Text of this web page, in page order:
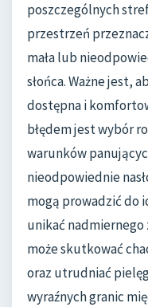
poszczególnych
przestrzeń
mała lub
słońca. Ważne jest,
dostępna i
błędem jest wybór
warunków
nieodpowiednie
mogą prowadzić do
unikać nadmiernego
może skutkować
oraz utrudniać
wyraźnych granic